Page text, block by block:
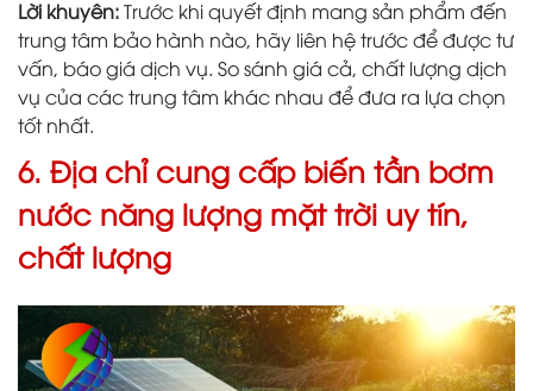
Lời khuyên:Trước khi quyết định mang sản phẩm đến
trung tâm bảo hành nào, hãy liên hệ trước để được tư
vấn, báo giá dịch vụ. So sánh giá cả, chất lượng dịch
vụ của các trung tâm khác nhau để đưa ra lựa chọn
tốt nhất.
6. Địa chỉ cung cấp biến tần bơm
nước năng lượng mặt trời uy tín,
chất lượng